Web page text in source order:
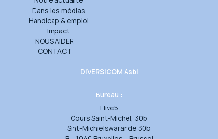
DIVERSICOM Asbl
Bureau :
Hive5
Cours Saint-Michel, 30b
Sint-Michielswarande 30b
Dans les médias
Handicap & emploi
Impact
NOUS AIDER
CONTACT